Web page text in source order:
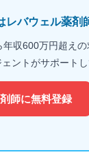
レバウェル薬剤
収600万円超えの
ントがサポートし
師に無料登録